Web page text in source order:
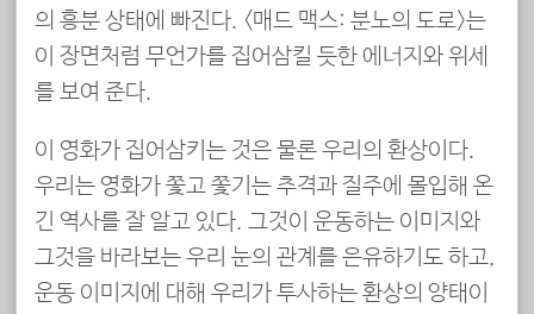
의 흥분 상태에 빠진다. <매드 맥스: 분노의 도로>는
이 장면처럼 무언가를 집어삼킬 듯한 에너지와 위세
를 보여 준다.
이 영화가 집어삼키는 것은 물론 우리의 환상이다.
우리는 영화가 쫓고 쫓기는 추격과 질주에 몰입해 온
긴 역사를 잘 알고 있다. 그것이 운동하는 이미지와
그것을 바라보는 우리 눈의 관계를 은유하기도 하고,
운동 이미지에 대해 우리가 투사하는 환상의 양태이